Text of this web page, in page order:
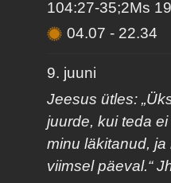
104:27-35;2Ms
04.07- 22.34
9. juuni
Jeesus ütles:
juurde, kui teda
minu läkitanud,
viimsel päeval.“